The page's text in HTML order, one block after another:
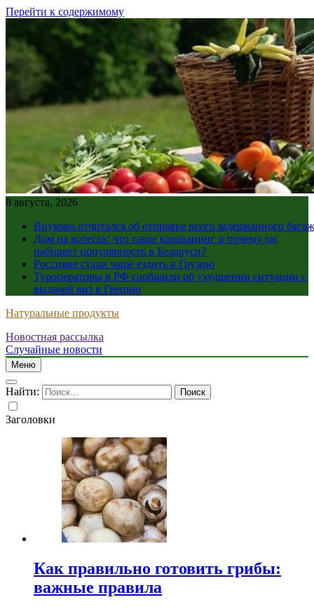
Перейти к содержимому
8 августа, 2026
Внуково отчитался об отправке всего задержанного
Дом на колесах: что такое караванинг и почему он
набирает популярность в Беларуси?
Россияне стали чаще ездить в Грузию
Туроператоры в РФ сообщили об ухудшении ситуации с
выдачей виз в Грецию
Натуральные продукты
Новостная рассылка
Случайные новости
Меню
Найти:
Заголовки
Как правильно готовить грибы:
важные правила